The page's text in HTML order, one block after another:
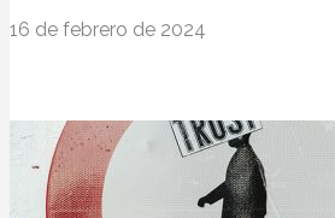
16 de febrero de 2024